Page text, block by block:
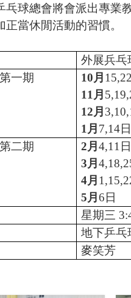
乓球總會將會派出專業
當休閒活動的習慣。
外展兵乓
一期
10月 15,22
11 月
12月
1 月 7,14日
二期
2月 4,11
3月
4月
5月 6 日
星期三
地下乒乓
麥笑芳